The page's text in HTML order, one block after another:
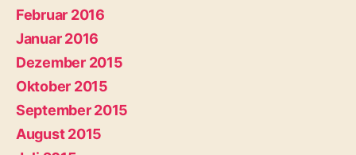
Februar 2016
Januar 2016
Dezember 2015
Oktober 2015
September 2015
August 2015